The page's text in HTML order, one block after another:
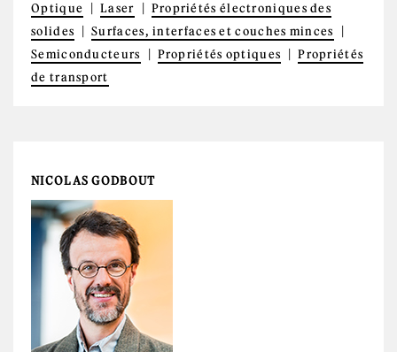
Optique
Laser
Propriétés électroniques des
solides
Surfaces, interfaces et couches minces
Semiconducteurs
Propriétés optiques
Propriétés
de transport
NICOLAS GODBOUT